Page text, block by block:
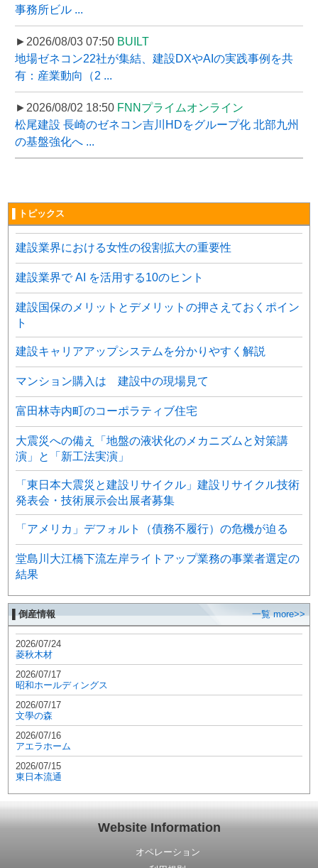
事務所ビル ...
►2026/08/03 07:50 BUILT
地場ゼネコン22社が集結、建設DXやAIの実践事例を共
有：産業動向（2 ...
►2026/08/02 18:50 FNNプライムオンライン
松尾建設 長崎のゼネコン吉川HDをグループ化 北部九州
の基盤強化へ ...
▌トピックス
建設業界における女性の役割拡大の重要性
建設業界で AI を活用する10のヒント
建設国保のメリットとデメリットの押さえておくポイン
ト
建設キャリアアップシステムを分かりやすく解説
マンション購入は 建設中の現場見て
富田林寺内町のコーポラティブ住宅
大震災への備え「地盤の液状化のメカニズムと対策講
演」と「新工法実演」
「東日本大震災と建設リサイクル」建設リサイクル技術
発表会・技術展示会出展者募集
「アメリカ」デフォルト（債務不履行）の危機が迫る
堂島川大江橋下流左岸ライトアップ業務の事業者選定の
結果
▌倒産情報 一覧 more>>
2026/07/24
菱秋木材
2026/07/17
昭和ホールディングス
2026/07/17
文學の森
2026/07/16
アエラホーム
2026/07/15
東日本流通
Website Information
オペレーション